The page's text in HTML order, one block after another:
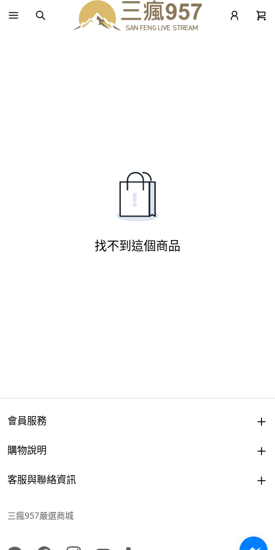
找不到這個商品
會員服務
購物說明
客服與聯絡資訊
三瘋957嚴選商城